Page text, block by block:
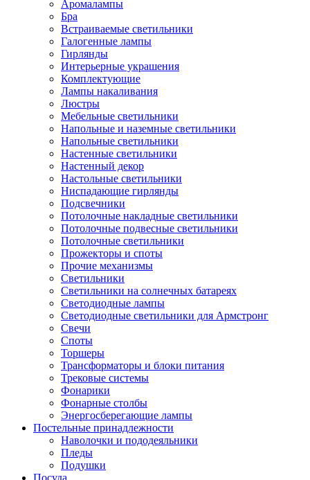
Аромалампы
Бра
Встраиваемые светильники
Галогенные лампы
Гирлянды
Интерьерные украшения
Комплектующие
Лампы накаливания
Люстры
Мебельные светильники
Напольные и наземные светильники
Напольные светильники
Настенные светильники
Настенный декор
Настольные светильники
Ниспадающие гирлянды
Подсвечники
Потолочные накладные светильники
Потолочные подвесные светильники
Потолочные светильники
Прожекторы и споты
Прочие механизмы
Светильники
Светильники на солнечных батареях
Светодиодные лампы
Светодиодные светильники для Армстронг
Свечи
Споты
Торшеры
Трансформаторы и блоки питания
Трековые системы
Фонарики
Фонарные столбы
Энергосберегающие лампы
Постельные принадлежности
Наволочки и пододеяльники
Пледы
Подушки
Посуда